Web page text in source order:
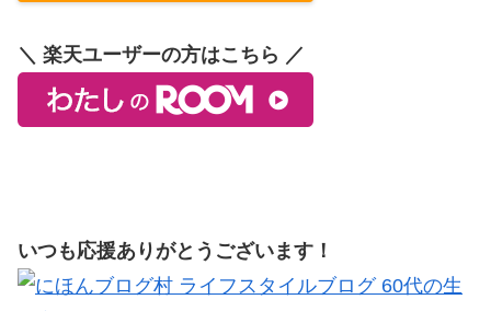
＼ 楽天ユーザーの方はこちら ／
いつも応援ありがとうございます！